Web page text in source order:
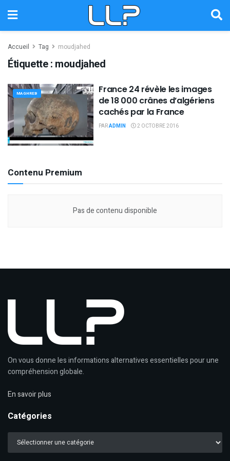
Accueil Tag moudjahed
Étiquette : moudjahed
MAGHREB
France 24 révèle les images
de 18 000 crânes d’algériens
cachés par la France
PARADMIN 2 OCTOBRE 2016
Contenu Premium
Pas de contenu disponible
On vous donne les informations alternatives essentielles pour une
compréhension globale.
En savoir plus
Catégories
Catégories